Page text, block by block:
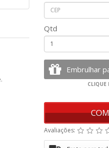
Qtd
Avaliações: